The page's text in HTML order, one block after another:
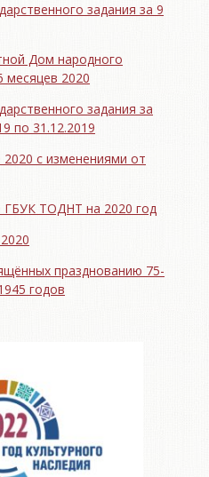
задания за 9
Дом народного
месяцев 2020
задания за
по 31.12.2019
2020 с изменениями от
ГБУК ТОДНТ на 2020 год
празднованию 75-
годов